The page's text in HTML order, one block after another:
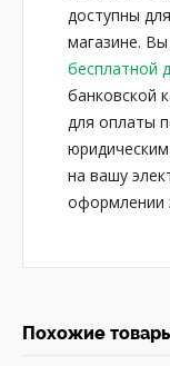
доступны
магазине.
бесплатной
банковской
для оплаты
на вашу
оформлении
Похожие